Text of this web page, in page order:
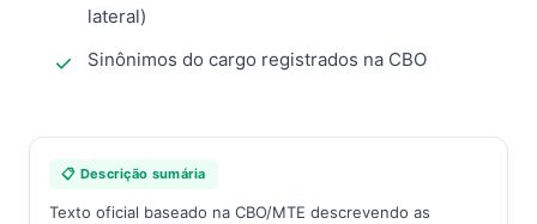
lateral)
Sinônimos do cargo registrados na CBO
📋 Descrição sumária
Texto oficial baseado na CBO/MTE descrevendo as